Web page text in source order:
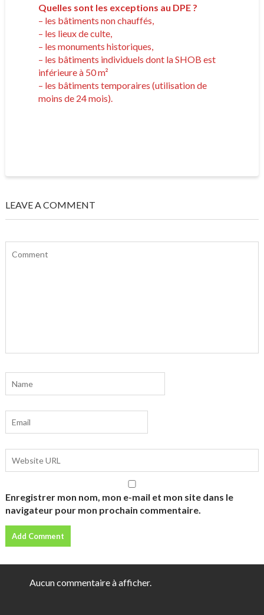
Quelles sont les exceptions au DPE ?
– les bâtiments non chauffés,
– les lieux de culte,
– les monuments historiques,
– les bâtiments individuels dont la SHOB est
inférieure à 50 m²
– les bâtiments temporaires (utilisation de
moins de 24 mois).
LEAVE A COMMENT
Enregistrer mon nom, mon e-mail et mon site dans le
navigateur pour mon prochain commentaire.
Aucun commentaire à afficher.